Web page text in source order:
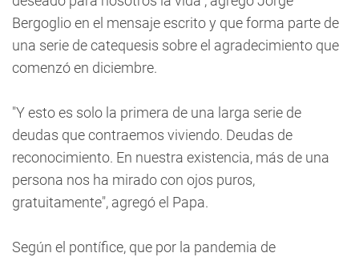
Bergoglio en el mensaje escrito y que forma parte de
una serie de catequesis sobre el agradecimiento que
comenzó en diciembre.
"Y esto es solo la primera de una larga serie de
deudas que contraemos viviendo. Deudas de
reconocimiento. En nuestra existencia, más de una
persona nos ha mirado con ojos puros,
gratuitamente", agregó el Papa.
Según el pontífice, que por la pandemia de